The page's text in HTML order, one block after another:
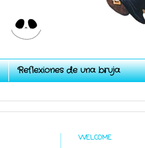
Reflexiones de una bruja
WELCOME